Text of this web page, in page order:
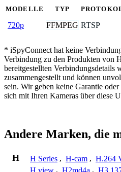
MODELLE TYP
720p FFMPEG RTSP
* iSpyConnect hat keine
Verbindung zu den Produkten von
bereitgestellten Verbindungsdetails
zusammengestellt und können
sein. Wir geben keine Garantie
sich mit Ihren Kameras über diese
Andere Marken, die
H H Series , H-cam , H.264
H.view , H2md4a , H3